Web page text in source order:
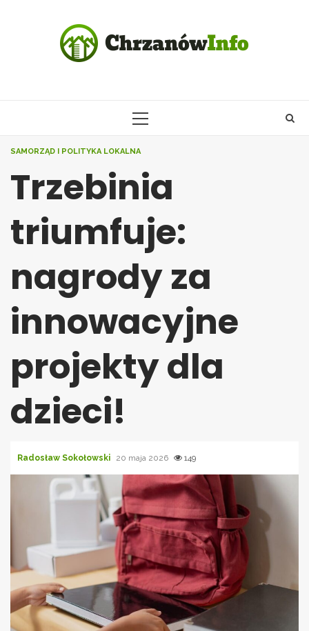
PRIMARY
SAMORZĄD I POLITYKA LOKALNA
Trzebinia
triumfuje:
nagrody za
innowacyjne
projekty dla
dzieci!
Radosław Sokołowski 20 maja 2026 149